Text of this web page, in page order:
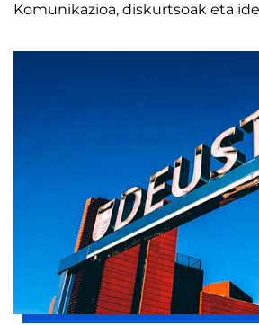
Komunikazioa, diskurtsoak eta